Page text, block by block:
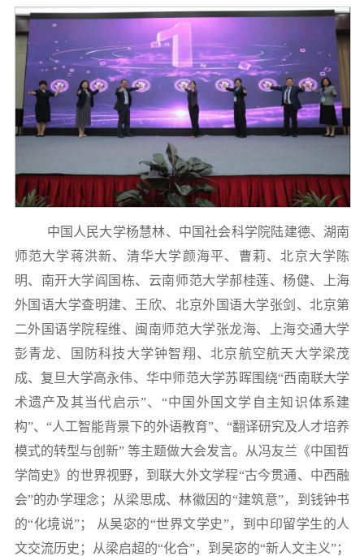
中国人民大学杨慧林、中国社会科学院陆建德、湖南
师范大学蒋洪新、清华大学颜海平、曹莉、北京大学陈
明、南开大学阎国栋、云南师范大学郝桂莲、杨健、上海
外国语大学查明建、王欣、北京外国语大学张剑、北京第
二外国语学院程维、闽南师范大学张龙海、上海交通大学
彭青龙、国防科技大学钟智翔、北京航空航天大学梁茂
成、复旦大学高永伟、华中师范大学苏晖围绕“西南联大学
术遗产及其当代启示”、“中国外国文学自主知识体系建
构”、“人工智能背景下的外语教育”、“翻译研究及人才培养
模式的转型与创新” 等主题做大会发言。从冯友兰《中国哲
学简史》的世界视野，到联大外文学程“古今贯通、中西融
会”的办学理念；从梁思成、林徽因的“建筑意”，到钱钟书
的“化境说”； 从吴宓的“世界文学史”，到中印留学生的人
文交流历史；从梁启超的“化合”，到吴宓的“新人文主义”；